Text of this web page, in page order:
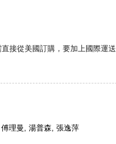
接從美國訂購，要加上國際運
理曼, 湯普森, 張逸萍